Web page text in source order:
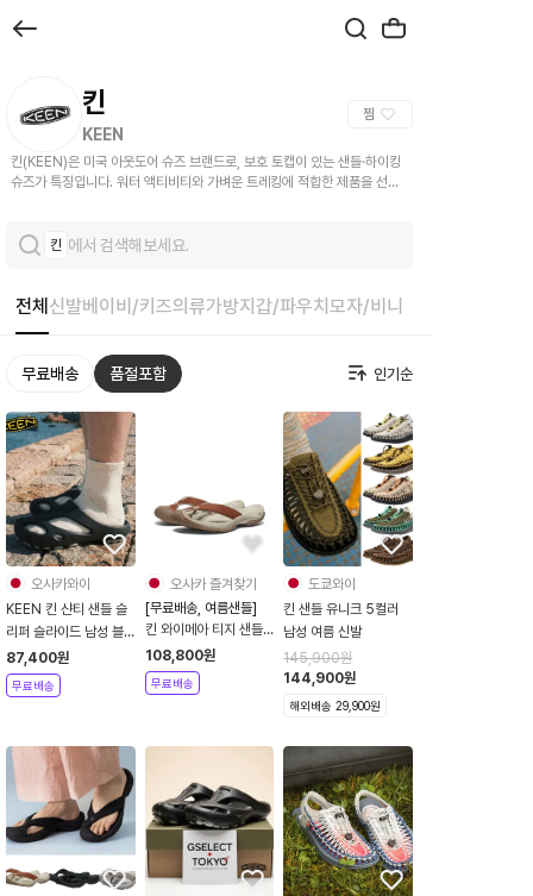
킨
KEEN
찜
킨(KEEN)은 미국 아웃도어 슈즈 브랜드로, 보호 토캡이 있는 샌들·하이킹
슈즈가 특징입니다. 워터 액티비티와 가벼운 트레킹에 적합한 제품을 선보
킨 에서 검색해보세요.
전체 신발베이비/키즈의류가방지갑/파우치 모자/비니
무료배송 품절포함
오사카와이
KEEN 킨 샨티 샌들 슬
리퍼 슬라이드 남성 블
랙 1018206
87,400원
무료배송
오사카 즐겨찾기
[무료배송, 여름샌들]
킨 와이메아 티지 샌들
여성용 2컬러 물놀이 여
름 신발 26SS
1029133
108,800원
무료배송
도쿄와이
킨 샌들 유니크 5컬러
남성 여름 신발
145,900원
144,900원
해외배송 29,900원